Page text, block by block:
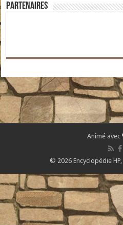
Partenaires
Animé avec
© 2026 Encyclopédie HP,